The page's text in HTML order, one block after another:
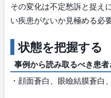
その変化は不定愁訴と捉え
い疾患がないか見極める必
状態を把握する
事例から読み取るべき患
・顔面蒼白、眼瞼結膜蒼白